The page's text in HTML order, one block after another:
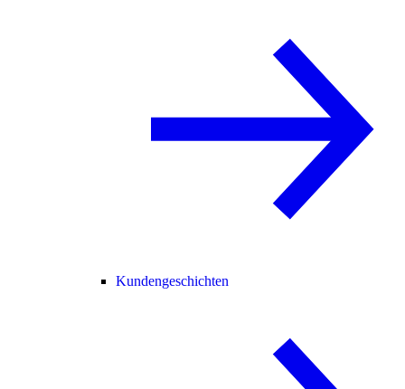
Kundengeschichten